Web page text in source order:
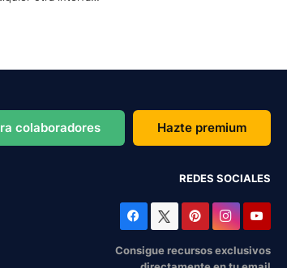
colaboradores Hazte premium
REDES SOCIALES
Consigue recursos exclusivos